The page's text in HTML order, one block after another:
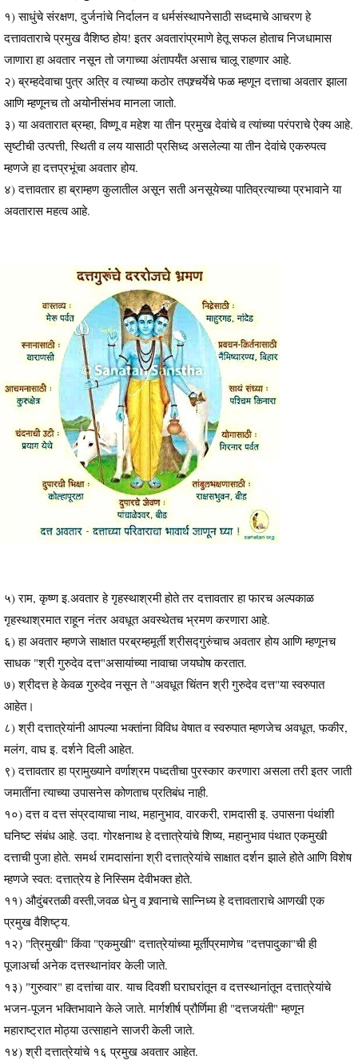
१) साधुंचे संरक्षण, दुर्जनांचे निर्दालन व धर्मसंस्थापनेसाठी सध्दमाचे आचरण हे
दत्तावताराचे प्रमुख वैशिष्ठ होय! इतर अवतारांप्रमाणे हेतू सफल होताच निजधामास
जाणारा हा अवतार नसून तो जगाच्या अंतापर्यँत असाच चालू राहणार आहे.
२) ब्रम्हदेवाचा पुत्र अत्रि व त्याच्या कठोर तपश्र्चर्येचे फळ म्हणून दत्ताचा अवतार झाला
आणि म्हणूनच तो अयोनीसंभव मानला जातो.
३) या अवतारात ब्रम्हा, विष्णू व महेश या तीन प्रमुख देवांचे व त्यांच्या परंपराचे ऐक्य आहे.
सृष्टीची उत्पत्ती, स्थिती व लय यासाठी प्रसिध्द असलेल्या या तीन देवांचे एकरुपत्व
म्हणजे हा दत्तप्रभूंचा अवतार होय.
४) दत्तावतार हा ब्राम्हण कुलातील असून सती अनसूयेच्या पातिव्रत्याच्या प्रभावाने या
अवतारास महत्व आहे.
५) राम, कृष्ण इ.अवतार हे गृहस्थाश्रमी होते तर दत्तावतार हा फारच अल्पकाळ
गृहस्थाश्रमात राहून नंतर अवधूत अवस्थेतच भ्रमण करणारा आहे.
६) हा अवतार म्हणजे साक्षात परब्रम्हमूर्ती श्रीसद्गुरुंचाच अवतार होय आणि म्हणूनच
साधक "श्री गुरुदेव दत्त"असायांच्या नावाचा जयघोष करतात.
७) श्रीदत्त हे केवळ गुरुदेव नसून ते "अवधूत चिंतन श्री गुरुदेव दत्त"या स्वरुपात
आहेत।
८) श्री दत्तात्रेयांनी आपल्या भक्तांना विविध वेषात व स्वरुपात म्हणजेच अवधूत, फकीर,
मलंग, वाघ इ. दर्शने दिली आहेत.
९) दत्तावतार हा प्रामुख्याने वर्णाश्रम पध्दतीचा पुरस्कार करणारा असला तरी इतर जाती
जमातींना त्याच्या उपासनेस कोणताच प्रतिबंध नाही.
१०) दत्त व दत्त संप्रदायाचा नाथ, महानुभाव, वारकरी, रामदासी इ. उपासना पंथांशी
घनिष्ट संबंध आहे. उदा. गोरक्षनाथ हे दत्तात्रेयांचे शिष्य, महानुभाव पंथात एकमुखी
दत्ताची पुजा होते. समर्थ रामदासांना श्री दत्तात्रेयांचे साक्षात दर्शन झाले होते आणि विशेष
म्हणजे स्वत: दत्तात्रेय हे निस्सिम देवीभक्त होते.
११) औदुंबरतळी वस्ती,जवळ धेनु व श्र्वानाचे सान्निध्य हे दत्तावताराचे आणखी एक
प्रमुख वैशिष्ट्य.
१२) "त्रिमुखी" किंवा "एकमुखी" दत्तात्रेयांच्या मूर्तीप्रमाणेच "दत्तपादुका"ची ही
पूजाअर्चा अनेक दत्तस्थानांवर केली जाते.
१३) "गुरुवार" हा दत्तांचा वार. याच दिवशी घराघरांतून व दत्तस्थानांतून दत्तात्रेयांचे
भजन-पूजन भक्तिभावाने केले जाते. मार्गशीर्ष प्रौर्णिमा ही "दत्तजयंती" म्हणून
महाराष्ट्रात मोठ्या उत्साहाने साजरी केली जाते.
१४) श्री दत्तात्रेयांचे १६ प्रमुख अवतार आहेत.